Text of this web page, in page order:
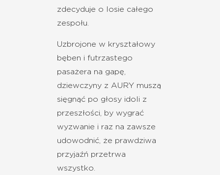
zdecyduje o losie całego
zespołu.
Uzbrojone w kryształowy
bęben i futrzastego
pasażera na gapę,
dziewczyny z AURY muszą
sięgnąć po głosy idoli z
przeszłości, by wygrać
wyzwanie i raz na zawsze
udowodnić, że prawdziwa
przyjaźń przetrwa
wszystko.